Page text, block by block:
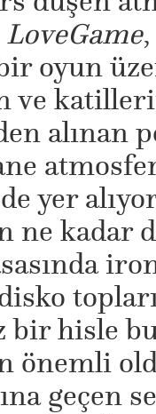
LoveGame
oyun
ve
alınan
yer
kadar
bir hisle
önemli
geçen